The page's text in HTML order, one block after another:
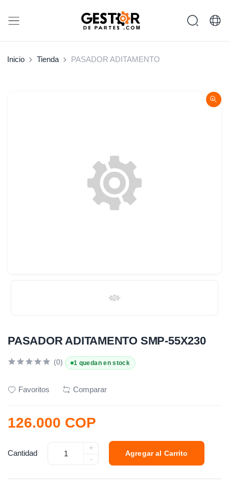
Inicio Tienda PASADOR ADITAMENTO
PASADOR ADITAMENTO SMP-55X230
(0) 1 quedan en stock
Favoritos Comparar
126.000 COP
Cantidad
+
-
Agregar al Carrito